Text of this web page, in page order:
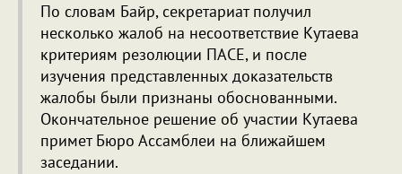
По словам Байр, секретариат получил
несколько жалоб на несоответствие Кутаева
критериям резолюции ПАСЕ, и после
изучения представленных доказательств
жалобы были признаны обоснованными.
Окончательное решение об участии Кутаева
примет Бюро Ассамблеи на ближайшем
заседании.